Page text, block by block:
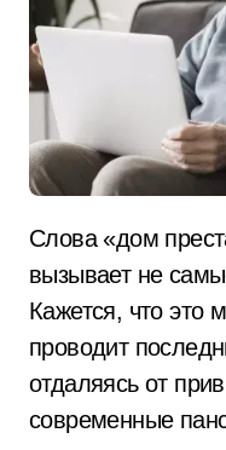
Слова «дом престарелых» у многих
вызывает не
Кажется, что это
проводит
отдаляясь от
современные